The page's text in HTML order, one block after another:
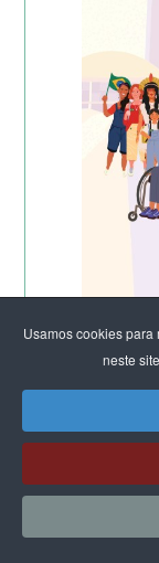
Usamos cookies
neste